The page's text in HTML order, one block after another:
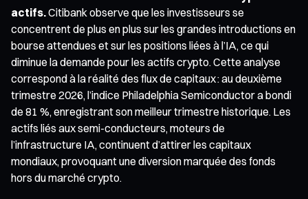
actifs.Citibank observe que les investisseurs se
concentrent de plus en plus sur les grandes introductions en
bourse attendues et sur les positions liées à l’IA, ce qui
diminue la demande pour les actifs crypto. Cette analyse
correspond à la réalité des flux de capitaux : au deuxième
trimestre 2026, l’indice Philadelphia Semiconductor a bondi
de 81 %, enregistrant son meilleur trimestre historique. Les
actifs liés aux semi-conducteurs, moteurs de
l’infrastructure IA, continuent d’attirer les capitaux
mondiaux, provoquant une diversion marquée des fonds
hors du marché crypto.